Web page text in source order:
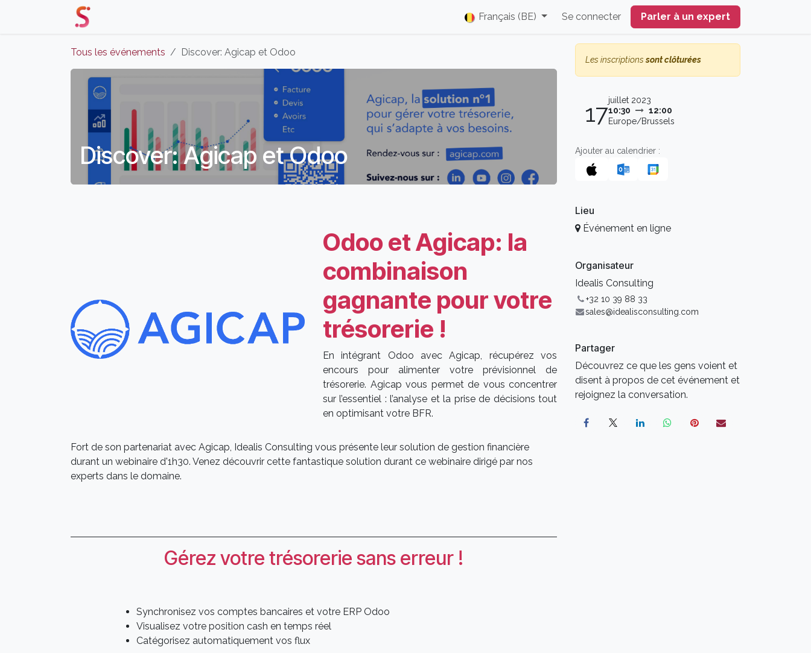
Se rendre au contenu
À Propos Postes
Français (BE) Se connecter Parler à un expert
Tous les événements Discover: Agicap et Odoo
Discover: Agicap et Odoo
Odoo et Agicap: la
combinaison
gagnante pour votre
trésorerie !
En intégrant Odoo avec Agicap, récupérez vos
encours pour alimenter votre prévisionnel de
trésorerie. Agicap vous permet de vous concentrer
sur l’essentiel : l’analyse et la prise de décisions tout
en optimisant votre BFR.
Fort de son partenariat avec Agicap, Idealis Consulting vous présente leur solution de gestion financière
durant un webinaire d'1h30. Venez découvrir cette fantastique solution durant ce webinaire dirigé par nos
experts dans le domaine.
Gérez votre trésorerie sans erreur !
Synchronisez vos comptes bancaires et votre ERP Odoo
Visualisez votre position cash en temps réel
Catégorisez automatiquement vos flux
Les inscriptionssont clôturées
17juillet 2023
10:30
12:00
Europe/Brussels
Ajouter au calendrier :
Lieu
Événement en ligne
Organisateur
Idealis Consulting
+32 10 39 88 33
sales@idealisconsulting.com
Partager
Découvrez ce que les gens voient et
disent à propos de cet événement et
rejoignez la conversation.